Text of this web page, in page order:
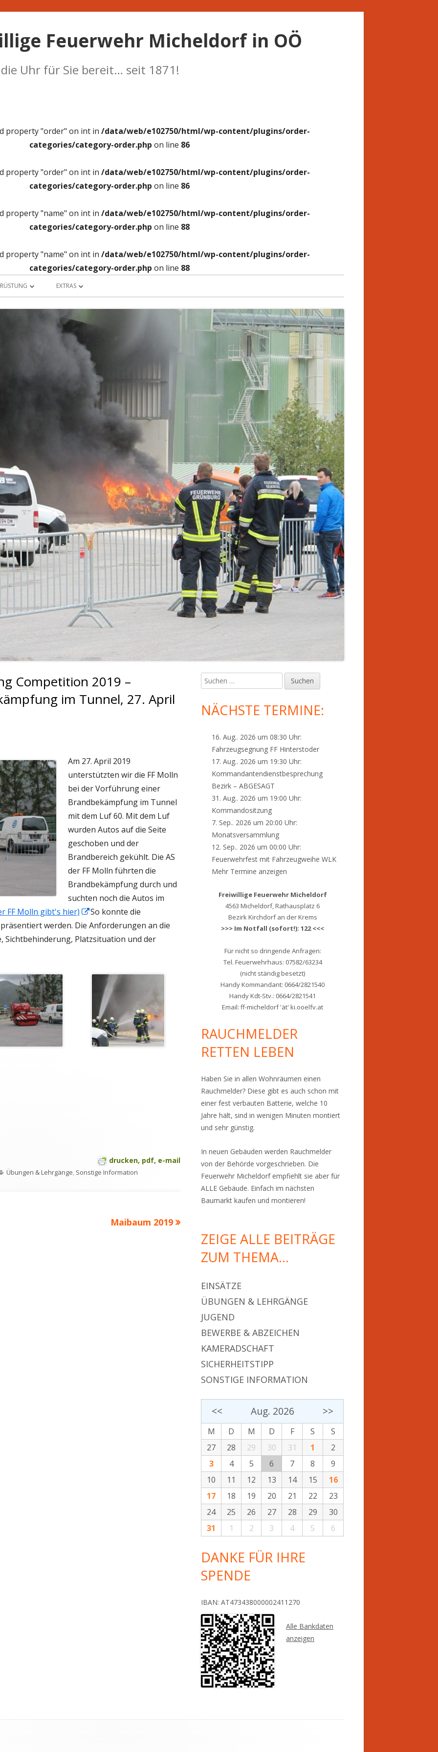
Feuerwehr Micheldorf in OÖ
Uhr für Sie bereit… seit 1871!
property "order" on int in /data/web/e102750/html/wp-content/plugins/order-
categories/category-order.php on line 86
property "order" on int in /data/web/e102750/html/wp-content/plugins/order-
categories/category-order.php on line 86
property "name" on int in /data/web/e102750/html/wp-content/plugins/order-
categories/category-order.php on line 88
property "name" on int in /data/web/e102750/html/wp-content/plugins/order-
categories/category-order.php on line 88
EXTRAS
TERMINKALENDER
WETTERSTATION
DOWNLOAD
Competition 2019 –
im Tunnel, 27. April
Am 27. April 2019
unterstützten wir die FF Molln
bei der Vorführung einer
Brandbekämpfung im Tunnel
mit dem Luf 60. Mit dem Luf
wurden Autos auf die Seite
geschoben und der
Brandbereich gekühlt. Die AS
der FF Molln führten die
Brandbekämpfung durch und
suchten noch die Autos im
FF Molln gibt's hier)
In
neuem
Fenster
So konnte die
werden. Die Anforderungen an die
Sichtbehinderung, Platzsituation und der
drucken, pdf, e-mail
Kategorien
Übungen & Lehrgänge, Sonstige Information
Nächster
Maibaum 2019
Haupt-
Seitenleiste
Suchen
nach:
NÄCHSTE TERMINE:
16. Aug.. 2026 um 08:30 Uhr:
Fahrzeugsegnung FF Hinterstoder
17. Aug.. 2026 um 19:30 Uhr:
Kommandantendienstbesprechung
Bezirk – ABGESAGT
31. Aug.. 2026 um 19:00 Uhr:
Kommandositzung
7. Sep.. 2026 um 20:00 Uhr:
Monatsversammlung
12. Sep.. 2026 um 00:00 Uhr:
Feuerwehrfest mit Fahrzeugweihe WLK
Mehr Termine anzeigen
Freiwillige Feuerwehr Micheldorf
4563 Micheldorf, Rathausplatz 6
Bezirk Kirchdorf an der Krems
>>> Im Notfall (sofort!): 122 <<<
Für nicht so dringende Anfragen:
Tel. Feuerwehrhaus: 07582/63234
(nicht ständig besetzt)
Handy Kommandant: 0664/2821540
Handy Kdt-Stv.: 0664/2821541
Email: ff-micheldorf 'ät' ki.ooelfv.at
RAUCHMELDER
RETTEN LEBEN
Haben Sie in allen Wohnräumen einen
Rauchmelder? Diese gibt es auch schon mit
einer fest verbauten Batterie, welche 10
Jahre hält, sind in wenigen Minuten montiert
und sehr günstig.
In neuen Gebäuden werden Rauchmelder
von der Behörde vorgeschrieben. Die
Feuerwehr Micheldorf empfiehlt sie aber für
ALLE Gebäude. Einfach im nächsten
Baumarkt kaufen und montieren!
ZEIGE ALLE BEITRÄGE
ZUM THEMA…
EINSÄTZE
ÜBUNGEN & LEHRGÄNGE
JUGEND
BEWERBE & ABZEICHEN
KAMERADSCHAFT
SICHERHEITSTIPP
SONSTIGE INFORMATION
<< Aug. 2026 >>
M D M D F S
S
27
28 29 30 31 1
2
3
4 5 6 7 8
9
10
11 12 13 14 15
16
17
18 19 20 21 22
23
24
25 26 27 28 29
30
31
1 2 3 4 5 6
DANKE FÜR IHRE
SPENDE
IBAN: AT473438000002411270
Alle Bankdaten
anzeigen